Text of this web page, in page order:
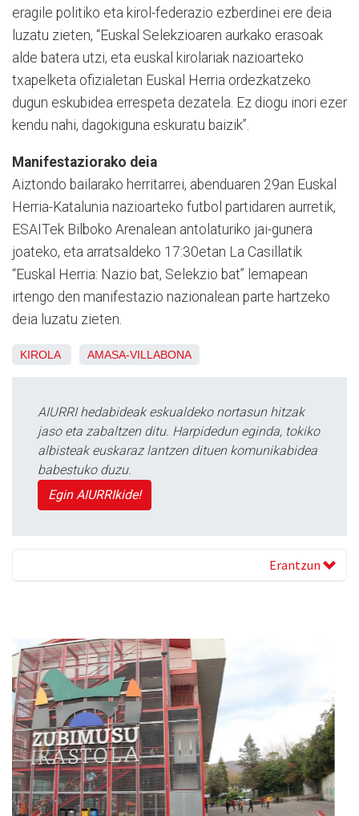
eragile politiko eta kirol-federazio ezberdinei ere deia
luzatu zieten, “Euskal Selekzioaren aurkako erasoak
alde batera utzi, eta euskal kirolariak nazioarteko
txapelketa ofizialetan Euskal Herria ordezkatzeko
dugun eskubidea errespeta dezatela. Ez diogu inori ezer
kendu nahi, dagokiguna eskuratu baizik”.
Manifestaziorako deia
Aiztondo bailarako herritarrei, abenduaren 29an Euskal
Herria-Katalunia nazioarteko futbol partidaren aurretik,
ESAITek Bilboko Arenalean antolaturiko jai-gunera
joateko, eta arratsaldeko 17:30etan La Casillatik
“Euskal Herria: Nazio bat, Selekzio bat” lemapean
irtengo den manifestazio nazionalean parte hartzeko
deia luzatu zieten.
KIROLA AMASA-VILLABONA
AIURRI hedabideak eskualdeko nortasun hitzak
jaso eta zabaltzen ditu. Harpidedun eginda, tokiko
albisteak euskaraz lantzen dituen komunikabidea
babestuko duzu.
Egin AIURRIkide!
Erantzun